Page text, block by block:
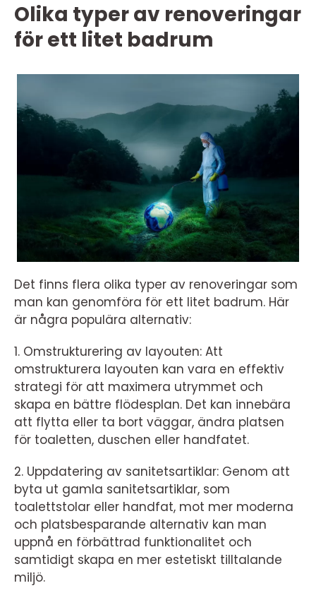
Olika typer av renoveringar
för ett litet badrum
Det finns flera olika typer av renoveringar som
man kan genomföra för ett litet badrum. Här
är några populära alternativ:
1. Omstrukturering av layouten: Att
omstrukturera layouten kan vara en effektiv
strategi för att maximera utrymmet och
skapa en bättre flödesplan. Det kan innebära
att flytta eller ta bort väggar, ändra platsen
för toaletten, duschen eller handfatet.
2. Uppdatering av sanitetsartiklar: Genom att
byta ut gamla sanitetsartiklar, som
toalettstolar eller handfat, mot mer moderna
och platsbesparande alternativ kan man
uppnå en förbättrad funktionalitet och
samtidigt skapa en mer estetiskt tilltalande
miljö.